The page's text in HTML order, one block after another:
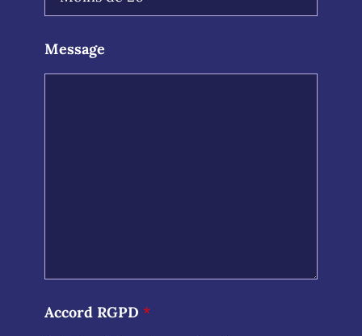
Message
Accord RGPD*